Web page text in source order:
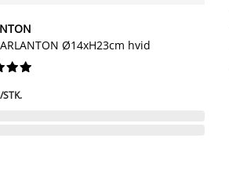
Ø14xH23cm hvid



/STK.